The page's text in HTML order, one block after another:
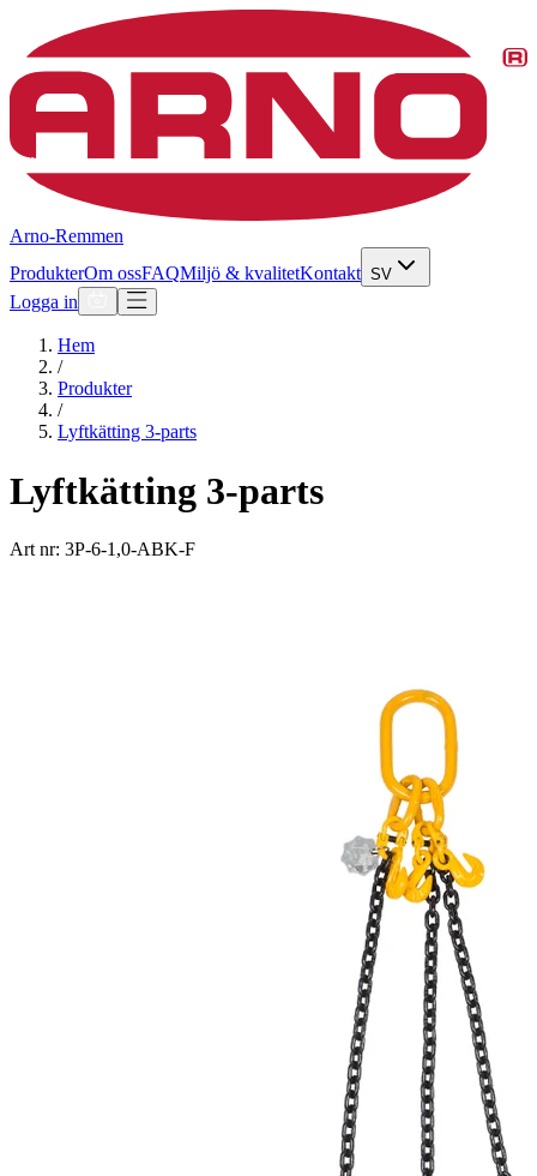
Arno-Remmen
ProdukterOm ossFAQMiljö & kvalitetKontakt SV
Logga in
Hem
/
Produkter
/
Lyftkätting 3-parts
Lyftkätting 3-parts
Art nr: 3P-6-1,0-ABK-F